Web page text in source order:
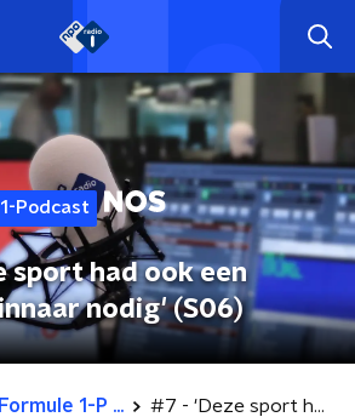
Podcast
sport had ook een
nodig' (S06)
1-P ... #7 - 'Deze sport had ook een andere winnaar nodig' (S06)